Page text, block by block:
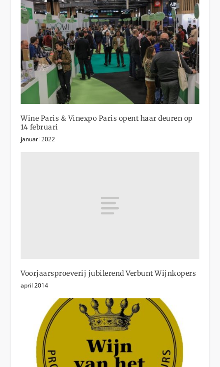
Wine Paris & Vinexpo Paris opent haar deuren op
14 februari
januari 2022
Voorjaarsproeverij jubilerend Verbunt Wijnkopers
april 2014